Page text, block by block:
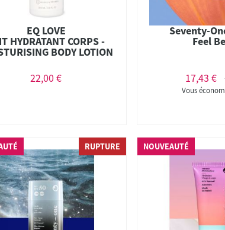
EQ LOVE
HYDRATANT CORPS -
BODY LOTION
22,00 €
Seventy-
Feel
17,43 €
Vous
RUPTURE NOUVEAUTÉ